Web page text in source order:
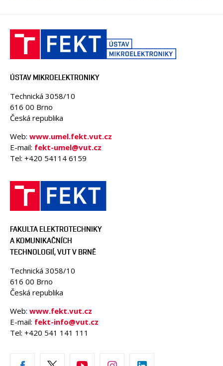
ÚSTAV MIKROELEKTRONIKY
Technická 3058/10
616 00 Brno
Česká republika
Web: www.umel.fekt.vut.cz
E-mail: fekt-umel@vut.cz
Tel: +420 54114 6159
FAKULTA ELEKTROTECHNIKY
A KOMUNIKAČNÍCH
TECHNOLOGIÍ, VUT V BRNĚ
Technická 3058/10
616 00 Brno
Česká republika
Web: www.fekt.vut.cz
E-mail: fekt-info@vut.cz
Tel: +420 541 141 111